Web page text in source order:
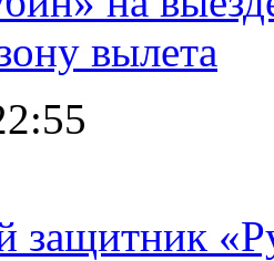
вылета
защитник